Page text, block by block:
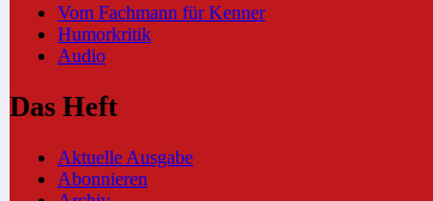
Vom Fachmann für Kenner
Humorkritik
Audio
Das Heft
Aktuelle Ausgabe
Abonnieren